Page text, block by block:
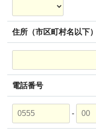
住所（市区町村名以下）
電話番号
-